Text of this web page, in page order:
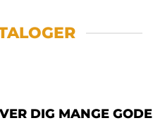
DIG MANGE GODE